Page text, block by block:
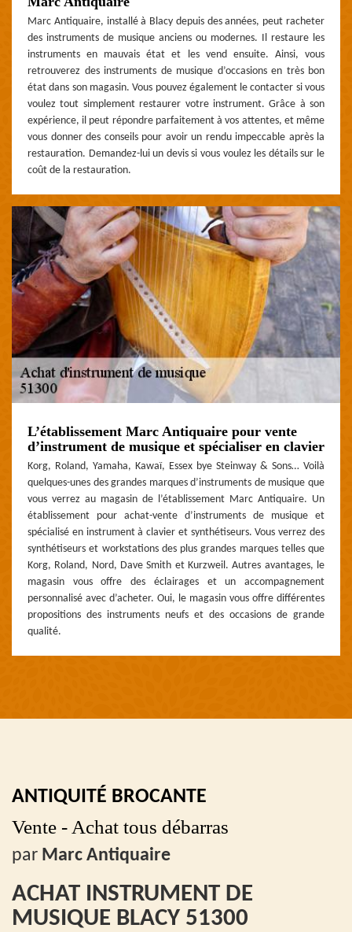
Marc Antiquaire, installé à Blacy depuis des années, peut racheter
des instruments de musique anciens ou modernes. Il restaure les
instruments en mauvais état et les vend ensuite. Ainsi, vous
retrouverez des instruments de musique d’occasions en très bon
état dans son magasin. Vous pouvez également le contacter si vous
voulez tout simplement restaurer votre instrument. Grâce à son
expérience, il peut répondre parfaitement à vos attentes, et même
vous donner des conseils pour avoir un rendu impeccable après la
restauration. Demandez-lui un devis si vous voulez les détails sur le
coût de la restauration.
L’établissement Marc Antiquaire pour vente
d’instrument de musique et spécialiser en clavier
Korg, Roland, Yamaha, Kawaï, Essex bye Steinway & Sons… Voilà
quelques-unes des grandes marques d’instruments de musique que
vous verrez au magasin de l’établissement Marc Antiquaire. Un
établissement pour achat-vente d’instruments de musique et
spécialisé en instrument à clavier et synthétiseurs. Vous verrez des
synthétiseurs et workstations des plus grandes marques telles que
Korg, Roland, Nord, Dave Smith et Kurzweil. Autres avantages, le
magasin vous offre des éclairages et un accompagnement
personnalisé avec d’acheter. Oui, le magasin vous offre différentes
propositions des instruments neufs et des occasions de grande
qualité.
ANTIQUITÉ BROCANTE
Vente - Achat tous débarras
par Marc Antiquaire
ACHAT INSTRUMENT DE
MUSIQUE BLACY 51300